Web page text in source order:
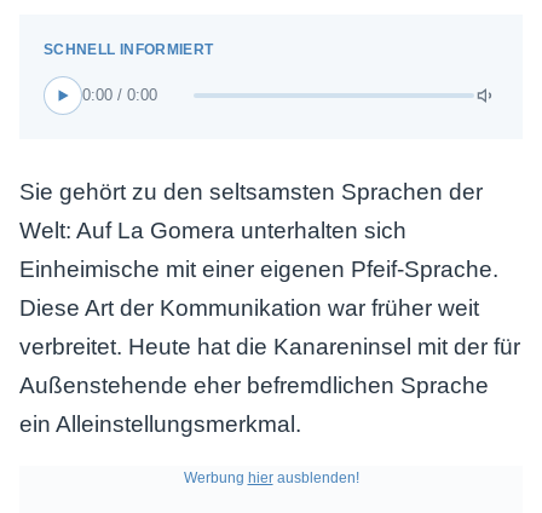
0:00 / 0:00
Sie gehört zu den seltsamsten Sprachen der
Welt: Auf La Gomera unterhalten sich
Einheimische mit einer eigenen Pfeif-Sprache.
Diese Art der Kommunikation war früher weit
verbreitet. Heute hat die Kanareninsel mit der für
Außenstehende eher befremdlichen Sprache
ein Alleinstellungsmerkmal.
Werbung hierausblenden!